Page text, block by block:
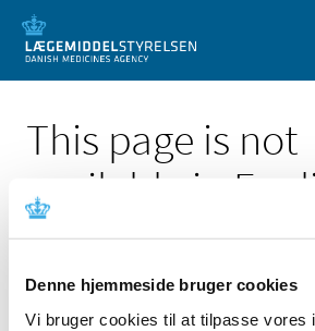
Denne hjemmeside bruger cookies
Vi bruger cookies til at tilpasse vores
This page is not
available in